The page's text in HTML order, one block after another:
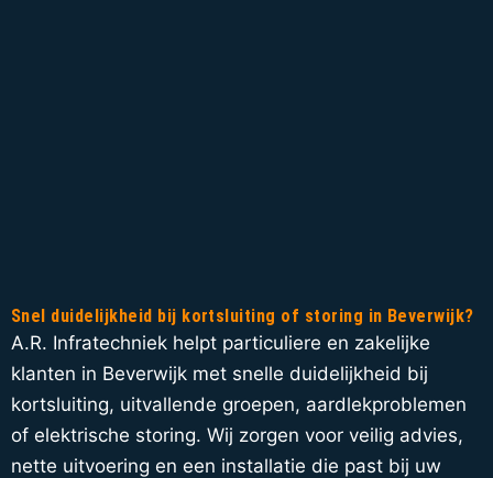
Snel duidelijkheid bij kortsluiting of storing in Beverwijk?
A.R. Infratechniek helpt particuliere en zakelijke
klanten in Beverwijk met snelle duidelijkheid bij
kortsluiting, uitvallende groepen, aardlekproblemen
of elektrische storing. Wij zorgen voor veilig advies,
nette uitvoering en een installatie die past bij uw